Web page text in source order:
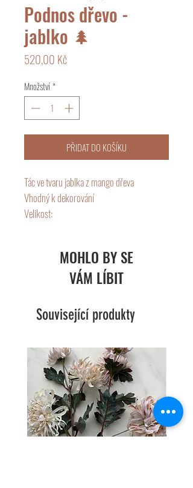
Podnos dřevo -
jablko 🌲
520,00 KčCena
Množství*
PŘIDAT DO KOŠÍKU
Tác ve tvaru jablka z mango dřeva
Vhodný k dekorování
Velikost:
MOHLO BY SE
VÁM LÍBIT
Související produkty